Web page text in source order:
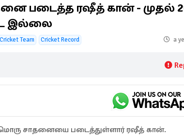
படைத்த ரஷீத் கான் - முதல்
இல்லை
Team Cricket Record a
சாதனையை படைத்துள்ளார் ரஷீத் கான்.